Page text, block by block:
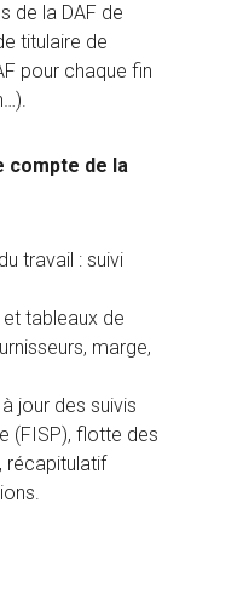
de la DAF de
titulaire de
pour chaque fin
compte de la
travail : suivi
tableaux de
marge,
jour des suivis
(FISP), flotte des
récapitulatif